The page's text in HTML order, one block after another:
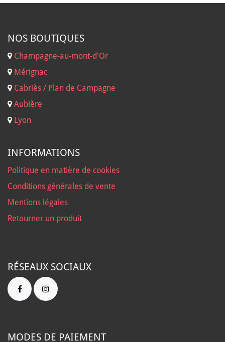
NOS BOUTIQUES
Champagne-au-mont-d'Or
Mérignac
Cabriès / Plan de Campagne
Aubière
Lyon
INFORMATIONS
Politique en matière de cookies
Conditions générales de vente
Mentions légales
Retourner un produit
RÉSEAUX SOCIAUX
MODES DE PAIEMENT